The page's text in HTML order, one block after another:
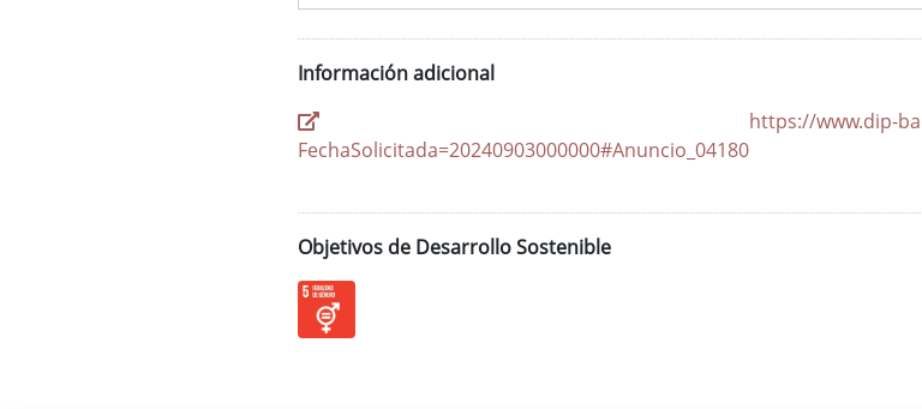
Información adicional
https://www.dip-badajoz.es/bop/
FechaSolicitada=20240903000000#Anuncio_04180
Objetivos de Desarrollo Sostenible